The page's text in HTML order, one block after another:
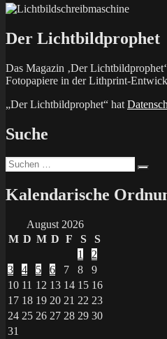
Der Lichtbildprophet
Das Magazin ‚Der
Fotopapiere in der Lithprint-
„Der Lichtbildprophet“ hat
Suche
Suchen
nach:
Kalendarische
August 2026
M D M D F S
S
1
2
3
4 5 6 7 8
9
10 11 12 13 14 15 16
17 18 19 20 21 22 23
24 25 26 27 28 29 30
31